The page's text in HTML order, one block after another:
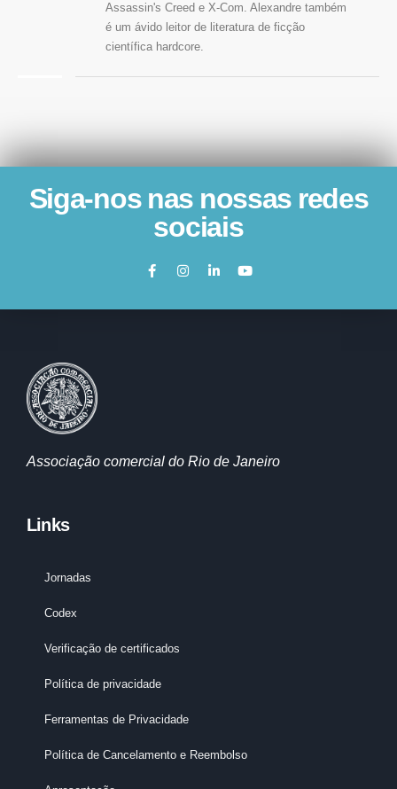
Assassin's Creed e X-Com. Alexandre também
é um ávido leitor de literatura de ficção
científica hardcore.
Siga-nos nas nossas redes
sociais
Associação comercial do Rio de Janeiro
Links
Jornadas
Codex
Verificação de certificados
Política de privacidade
Ferramentas de Privacidade
Política de Cancelamento e Reembolso